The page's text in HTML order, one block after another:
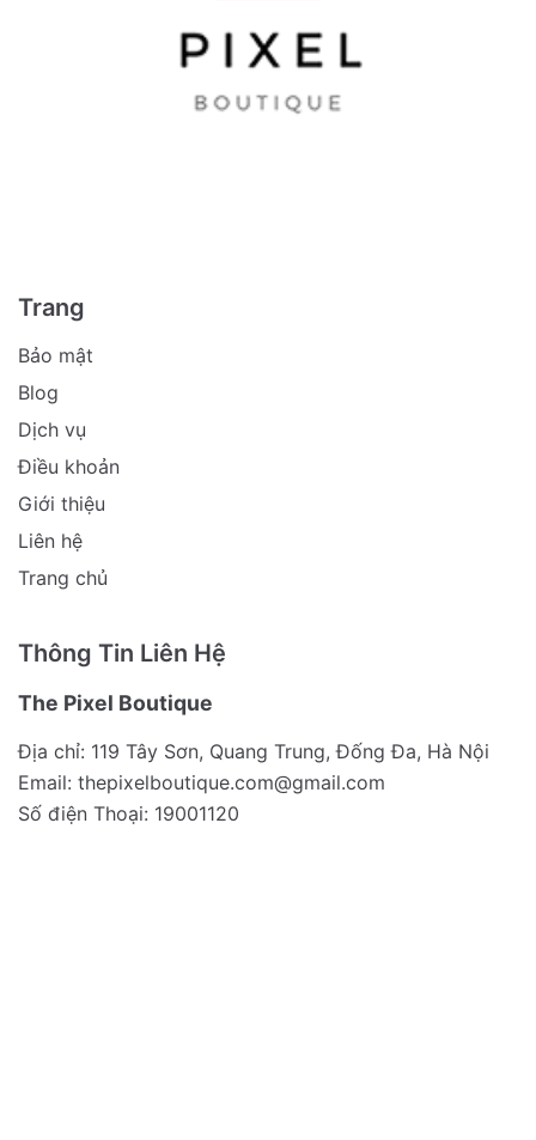
Trang
Bảo mật
Blog
Dịch vụ
Điều khoản
Giới thiệu
Liên hệ
Trang chủ
Thông Tin Liên Hệ
The Pixel Boutique
Địa chỉ: 119 Tây Sơn, Quang Trung, Đống Đa, Hà Nội
Email: thepixelboutique.com@gmail.com
Số điện Thoại: 19001120